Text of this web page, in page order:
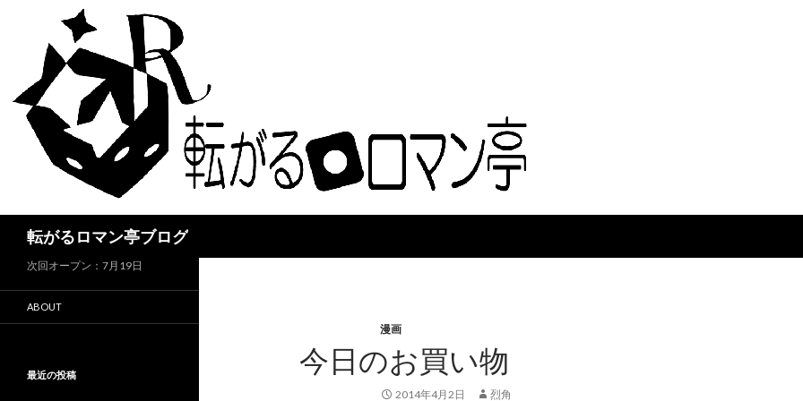
転がるロマン亭ブログ
漫画
今日のお買い物
2014年4月2日 烈角
次回オープン：7月19日
ABOUT
最近の投稿